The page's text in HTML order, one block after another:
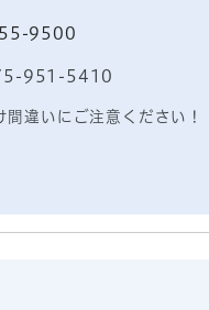
9500
951-5410
間違いにご注意ください！